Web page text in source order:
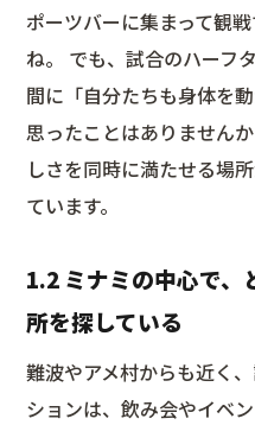
ポーツバーに集まって観
ね。 でも、試合のハーフ
間に「自分たちも身体を
思ったことはありません
しさを同時に満たせる場
ています。
1.2 ミナミの中心で、
所を探している
難波やアメ村からも近く
ションは、飲み会やイベ